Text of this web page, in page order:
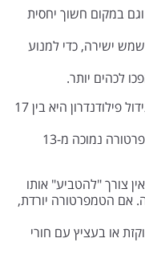
במקום חשוך יחסית
ישירה, כדי למנוע
לכהים יותר.
– הטמפרטורה האידיאלית לגידול פילודנדרון היא בין 17
הצמח רגיש לקרה ורצוי שלא ישהה בטמפרטורה נמוכה מ-13
צורך "להטביע" אותו
אם הטמפרטורה יורדת,
או בעציץ עם חורי